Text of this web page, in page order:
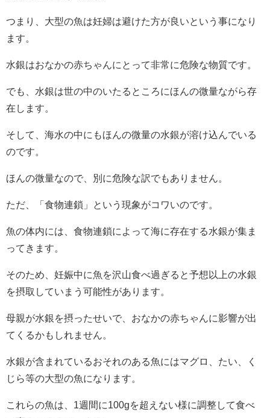
つまり、大型の魚は妊婦は避けた方が良いという事になり
ます。
水銀はおなかの赤ちゃんにとって非常に危険な物質です。
でも、水銀は世の中のいたるところにほんの微量ながら存
在します。
そして、海水の中にもほんの微量の水銀が溶け込んでいる
のです。
ほんの微量なので、別に危険な訳でもありません。
ただ、「食物連鎖」という現象がコワいのです。
魚の体内には、食物連鎖によって海に存在する水銀が集ま
ってきます。
そのため、妊娠中に魚を沢山食べ過ぎると予想以上の水銀
を摂取していまう可能性があります。
母親が水銀を摂ったせいで、おなかの赤ちゃんに影響が出
てくるかもしれません。
水銀が含まれているおそれのある魚にはマグロ、たい、く
じら等の大型の魚になります。
これらの魚は、1週間に100gを超えない様に調整して食べ